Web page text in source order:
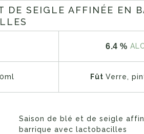
DE SEIGLE AFFINÉE EN
6.4 %
FûtVerre,
Saison de blé et de seigle
barrique avec lactobacilles